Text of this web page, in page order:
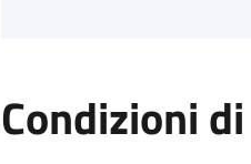
Condizioni